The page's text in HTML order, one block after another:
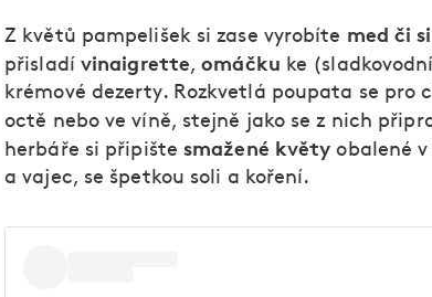
Z květů pampelišek si zase vyrobíte med či
přisladí vinaigrette,omáčku ke
krémové dezerty. Rozkvetlá poupata se
octě nebo ve víně, stejně jako se z nich
herbáře si připištesmažené květy obalené
a vajec, se špetkou soli a koření.